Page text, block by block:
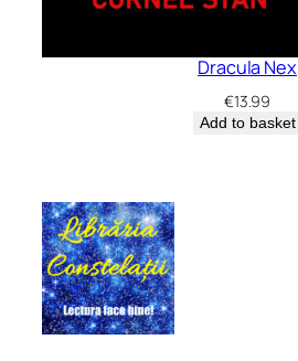
Dracula Nex
€13.99
Add to basket